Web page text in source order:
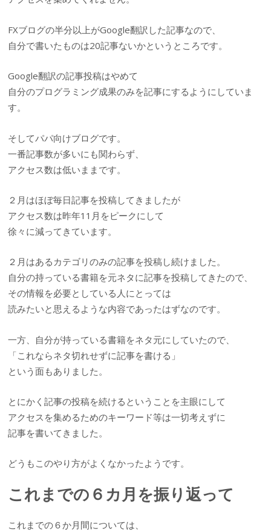
FXブログの半分以上がGoogle翻訳した記事なので、
自分で書いたものは20記事ないかというところです。
Google翻訳の記事投稿はやめて
自分のプログラミング成果のみを記事にするようにしていま
す。
そしてパパ向けブログです。
一番記事数が多いにも関わらず、
アクセス数は低いままです。
２月はほぼ毎日記事を投稿してきましたが
アクセス数は昨年11月をピークにして
徐々に減ってきています。
２月はあるカテゴリのみの記事を投稿し続けました。
自分の持っている書籍を元ネタに記事を投稿してきたので、
その情報を必要としている人にとっては
読みたいと思えるような内容であったはずなのです。
一方、自分が持っている書籍をネタ元にしていたので、
「これならネタ切れせずに記事を書ける」
という面もありました。
とにかく記事の投稿を続けるということを主眼にして
アクセスを集めるためのキーワード等は一切考えずに
記事を書いてきました。
どうもこのやり方がよくなかったようです。
これまでの６カ月を振り返って
これまでの６か月間については、